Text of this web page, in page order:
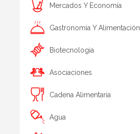
Mercados Y Economía
Gastronomía Y Alimentación
Biotecnologia
Asociaciones
Cadena Alimentaria
Agua